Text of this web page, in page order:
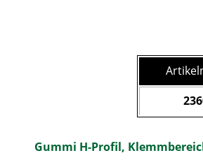
Gummi H-Profil,